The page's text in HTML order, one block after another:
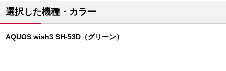
選択した機種・カラー
AQUOS wish3 SH-53D（グリーン）